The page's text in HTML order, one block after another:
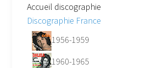
Accueil discographie
Discographie France
1956-1959
1960-1965